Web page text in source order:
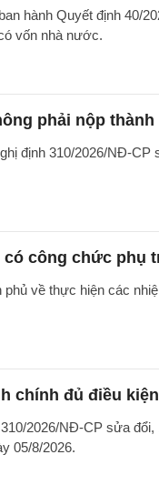
hành Quyết định 40/
vốn nhà nước.
phải nộp
định 310/2026/NĐ-
có công chức phụ
về thực hiện các
chính đủ điều
2026/NĐ-CP sửa
05/8/2026.